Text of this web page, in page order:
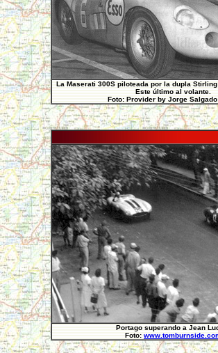
La Maserati 300S piloteada por la dupla
Este último al volante.
Foto: Provider by Jorge Salgado
Portago superando a Jean
Foto: